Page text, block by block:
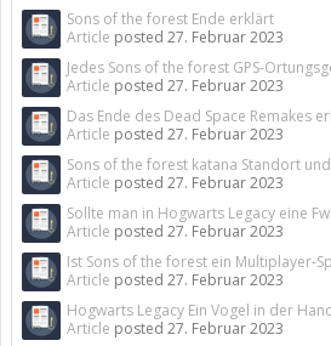
Sons of the forest Ende erklärt
Article posted 27. Februar 2023
Jedes Sons of the forest GPS-
Article posted 27. Februar 2023
Das Ende des Dead Space Remakes
Article posted 27. Februar 2023
Sons of the forest katana Standort
Article posted 27. Februar 2023
Sollte man in Hogwarts Legacy eine
Article posted 27. Februar 2023
Ist Sons of the forest ein Multiplayer-
Article posted 27. Februar 2023
Hogwarts Legacy Ein Vogel in der
Article posted 27. Februar 2023